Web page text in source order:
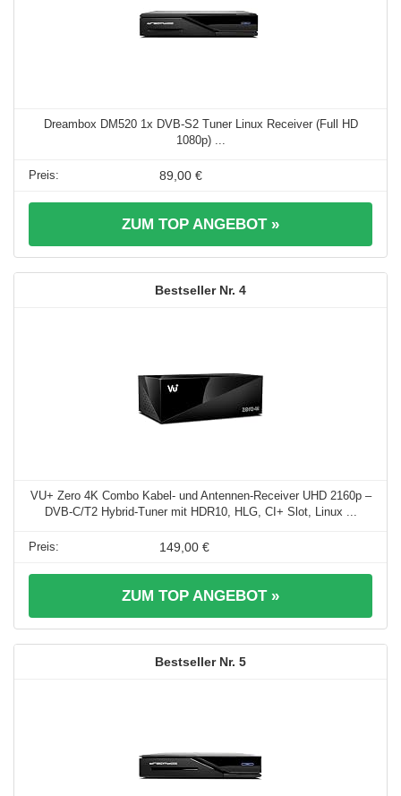
Dreambox DM520 1x DVB-S2 Tuner Linux Receiver (Full HD
1080p) ...
89,00 €
ZUM TOP ANGEBOT »
4
VU+ Zero 4K Combo Kabel- und Antennen-Receiver UHD 2160p –
DVB-C/T2 Hybrid-Tuner mit HDR10, HLG, CI+ Slot, Linux ...
149,00 €
ZUM TOP ANGEBOT »
5